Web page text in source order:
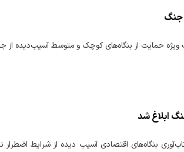
جنگ
ویژه حمایت از بنگاه‌های کوچک و متوسط آسیب‌دیده از
ابلاغ شد
بنگاه‌های اقتصادی آسیب دیده از شرایط